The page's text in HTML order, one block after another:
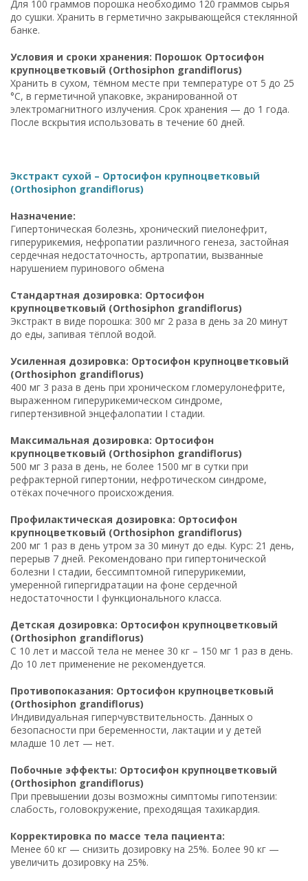
Для 100 граммов порошка необходимо 120 граммов сырья
до сушки. Хранить в герметично закрывающейся стеклянной
банке.
Условия и сроки хранения: Порошок Ортосифон
крупноцветковый (Orthosiphon grandiflorus)
Хранить в сухом, тёмном месте при температуре от 5 до 25
°C, в герметичной упаковке, экранированной от
электромагнитного излучения. Срок хранения — до 1 года.
После вскрытия использовать в течение 60 дней.
Экстракт сухой – Ортосифон крупноцветковый
(Orthosiphon grandiflorus)
Назначение:
Гипертоническая болезнь, хронический пиелонефрит,
гиперурикемия, нефропатии различного генеза, застойная
сердечная недостаточность, артропатии, вызванные
нарушением пуринового обмена
Стандартная дозировка: Ортосифон
крупноцветковый (Orthosiphon grandiflorus)
Экстракт в виде порошка: 300 мг 2 раза в день за 20 минут
до еды, запивая тёплой водой.
Усиленная дозировка: Ортосифон крупноцветковый
(Orthosiphon grandiflorus)
400 мг 3 раза в день при хроническом гломерулонефрите,
выраженном гиперурикемическом синдроме,
гипертензивной энцефалопатии I стадии.
Максимальная дозировка: Ортосифон
крупноцветковый (Orthosiphon grandiflorus)
500 мг 3 раза в день, не более 1500 мг в сутки при
рефрактерной гипертонии, нефротическом синдроме,
отёках почечного происхождения.
Профилактическая дозировка: Ортосифон
крупноцветковый (Orthosiphon grandiflorus)
200 мг 1 раз в день утром за 30 минут до еды. Курс: 21 день,
перерыв 7 дней. Рекомендовано при гипертонической
болезни I стадии, бессимптомной гиперурикемии,
умеренной гипергидратации на фоне сердечной
недостаточности I функционального класса.
Детская дозировка: Ортосифон крупноцветковый
(Orthosiphon grandiflorus)
С 10 лет и массой тела не менее 30 кг – 150 мг 1 раз в день.
До 10 лет применение не рекомендуется.
Противопоказания: Ортосифон крупноцветковый
(Orthosiphon grandiflorus)
Индивидуальная гиперчувствительность. Данных о
безопасности при беременности, лактации и у детей
младше 10 лет — нет.
Побочные эффекты: Ортосифон крупноцветковый
(Orthosiphon grandiflorus)
При превышении дозы возможны симптомы гипотензии:
слабость, головокружение, преходящая тахикардия.
Корректировка по массе тела пациента:
Менее 60 кг — снизить дозировку на 25%. Более 90 кг —
увеличить дозировку на 25%.